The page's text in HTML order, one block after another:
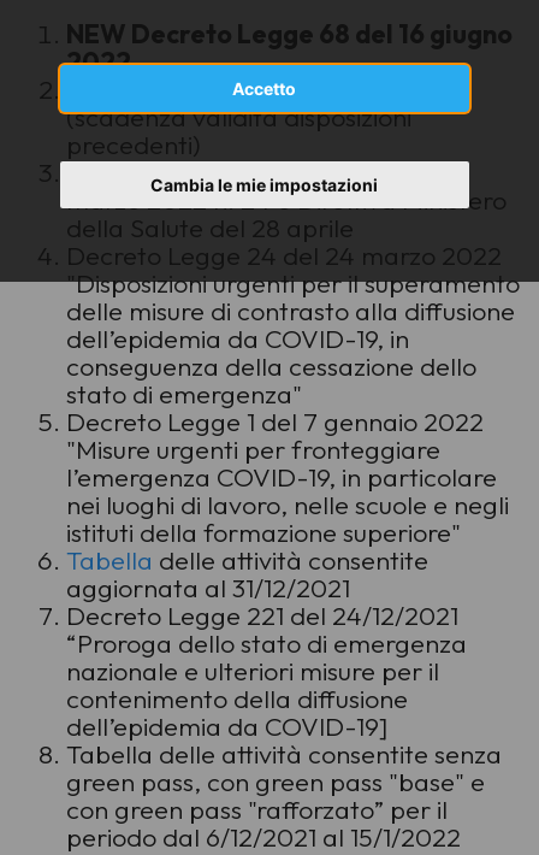
Accetto
Cambia le mie impostazioni
NEW Decreto Legge 68 del 16 giugno
2022
Aggiornamento al 16 giugno 2022
(scadenza validità disposizioni
precedenti)
Conversione del Decreto Legge 24
marzo 2022 n. 24 e Direttiva Ministero
della Salute del 28 aprile
Decreto Legge 24 del 24 marzo 2022
"Disposizioni urgenti per il superamento
delle misure di contrasto alla diffusione
dell’epidemia da COVID-19, in
conseguenza della cessazione dello
stato di emergenza"
Decreto Legge 1 del 7 gennaio 2022
"Misure urgenti per fronteggiare
l’emergenza COVID-19, in particolare
nei luoghi di lavoro, nelle scuole e negli
istituti della formazione superiore"
Tabella delle attività consentite
aggiornata al 31/12/2021
Decreto Legge 221 del 24/12/2021
“Proroga dello stato di emergenza
nazionale e ulteriori misure per il
contenimento della diffusione
dell’epidemia da COVID-19]
Tabella delle attività consentite senza
green pass, con green pass "base" e
con green pass "rafforzato” per il
periodo dal 6/12/2021 al 15/1/2022